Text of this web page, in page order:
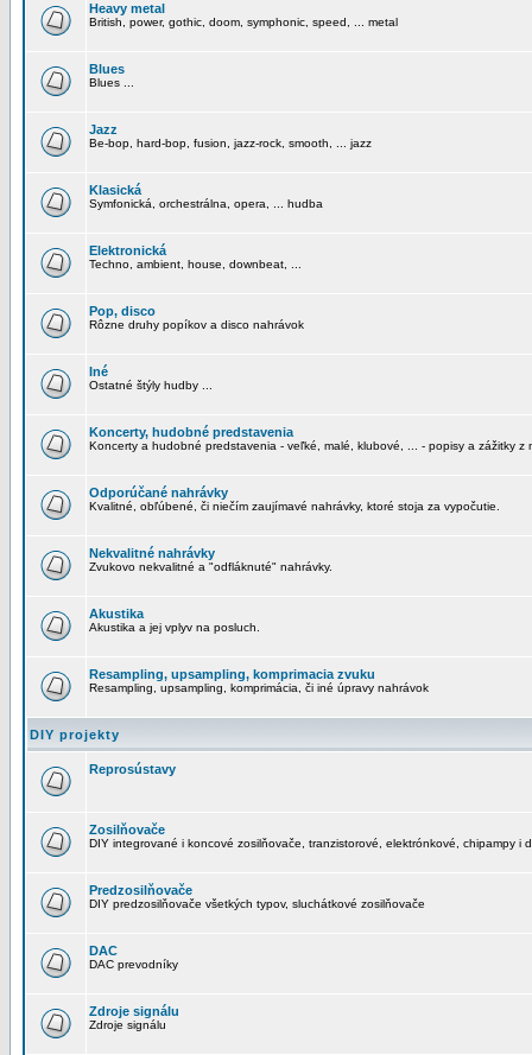
Heavy metal
British, power, gothic, doom, symphonic, speed, ... metal
Blues
Blues ...
Jazz
Be-bop, hard-bop, fusion, jazz-rock, smooth, ... jazz
Klasická
Symfonická, orchestrálna, opera, ... hudba
Elektronická
Techno, ambient, house, downbeat, ...
Pop, disco
Rôzne druhy popíkov a disco nahrávok
Iné
Ostatné štýly hudby ...
Koncerty, hudobné predstavenia
Koncerty a hudobné predstavenia - veľké, malé, klubové, ... - popisy a zážitky z
Odporúčané nahrávky
Kvalitné, obľúbené, či niečím zaujímavé nahrávky, ktoré stoja za vypočutie.
Nekvalitné nahrávky
Zvukovo nekvalitné a "odfláknuté" nahrávky.
Akustika
Akustika a jej vplyv na posluch.
Resampling, upsampling, komprimacia zvuku
Resampling, upsampling, komprimácia, či iné úpravy nahrávok
DIY projekty
Reprosústavy
Zosilňovače
DIY integrované i koncové zosilňovače, tranzistorové, elektrónkové, chipampy i
Predzosilňovače
DIY predzosilňovače všetkých typov, sluchátkové zosilňovače
DAC
DAC prevodníky
Zdroje signálu
Zdroje signálu